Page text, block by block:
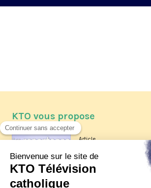
KTO vous propose
Article
Les reportages d'été